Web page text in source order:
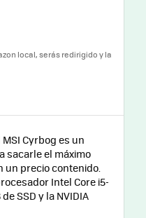
local, serás redirigido y la
Cyrbog es un
sacarle el máximo
un precio contenido.
Intel Core i5-
de SSD y la NVIDIA